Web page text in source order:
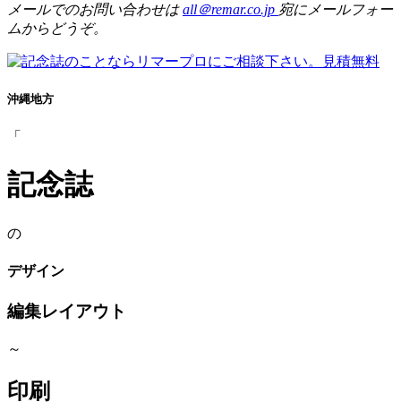
メールでのお問い合わせはall＠remar.co.jp 宛にメールフォー
ムからどうぞ。
沖縄地方
「
記念誌
の
デザイン
編集レイアウト
～
印刷